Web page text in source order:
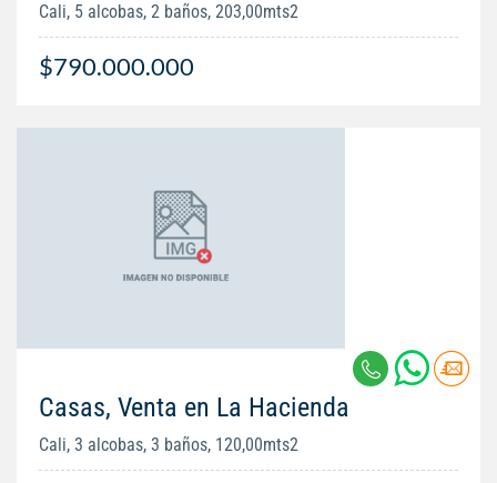
Cali, 5 alcobas, 2 baños, 203,00mts2
$790.000.000
Casas, Venta en La Hacienda
Cali, 3 alcobas, 3 baños, 120,00mts2